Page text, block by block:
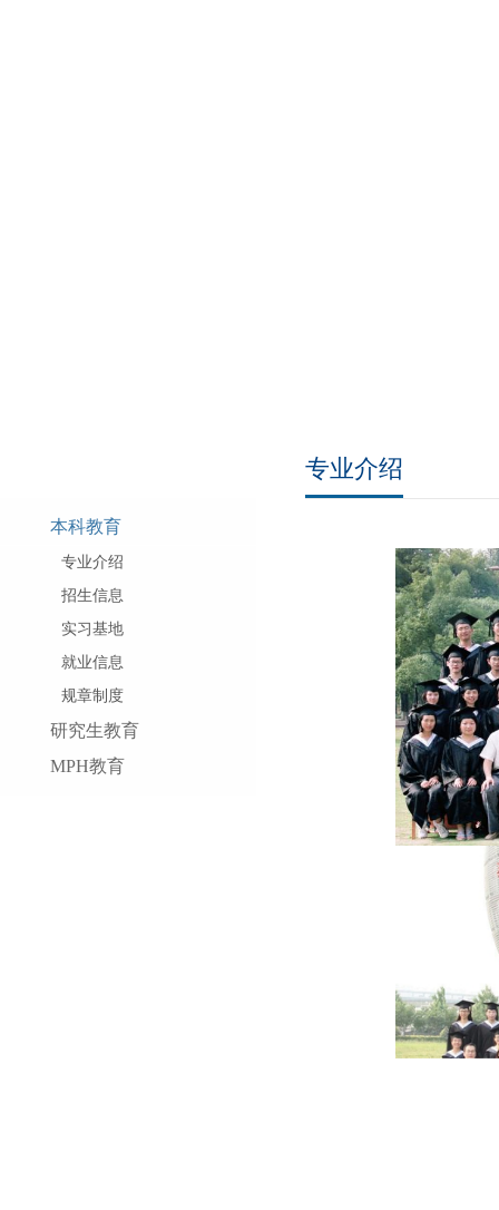
本科教育
专业介绍
招生信息
实习基地
就业信息
规章制度
研究生教育
MPH教育
专业介绍